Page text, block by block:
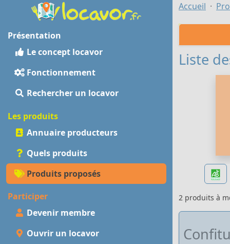
Présentation
Le concept locavor
Fonctionnement
Rechercher un locavor
Les produits
Annuaire producteurs
Quels produits
Produits proposés
Participer
Devenir membre
Ouvrir un locavor
Accueil
Liste
2 produits à